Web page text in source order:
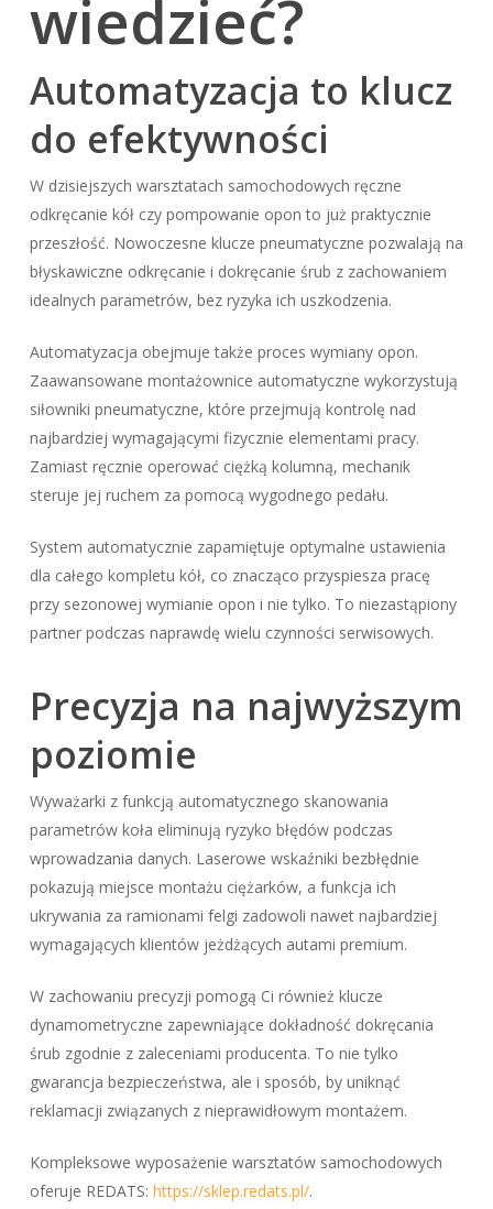
wiedzieć?
Automatyzacja to klucz
do efektywności
W dzisiejszych warsztatach samochodowych ręczne
odkręcanie kół czy pompowanie opon to już praktycznie
przeszłość. Nowoczesne klucze pneumatyczne pozwalają na
błyskawiczne odkręcanie i dokręcanie śrub z zachowaniem
idealnych parametrów, bez ryzyka ich uszkodzenia.
Automatyzacja obejmuje także proces wymiany opon.
Zaawansowane montażownice automatyczne wykorzystują
siłowniki pneumatyczne, które przejmują kontrolę nad
najbardziej wymagającymi fizycznie elementami pracy.
Zamiast ręcznie operować ciężką kolumną, mechanik
steruje jej ruchem za pomocą wygodnego pedału.
System automatycznie zapamiętuje optymalne ustawienia
dla całego kompletu kół, co znacząco przyspiesza pracę
przy sezonowej wymianie opon i nie tylko. To niezastąpiony
partner podczas naprawdę wielu czynności serwisowych.
Precyzja na najwyższym
poziomie
Wyważarki z funkcją automatycznego skanowania
parametrów koła eliminują ryzyko błędów podczas
wprowadzania danych. Laserowe wskaźniki bezbłędnie
pokazują miejsce montażu ciężarków, a funkcja ich
ukrywania za ramionami felgi zadowoli nawet najbardziej
wymagających klientów jeżdżących autami premium.
W zachowaniu precyzji pomogą Ci również klucze
dynamometryczne zapewniające dokładność dokręcania
śrub zgodnie z zaleceniami producenta. To nie tylko
gwarancja bezpieczeństwa, ale i sposób, by uniknąć
reklamacji związanych z nieprawidłowym montażem.
Kompleksowe wyposażenie warsztatów samochodowych
oferuje REDATS: https://sklep.redats.pl/.